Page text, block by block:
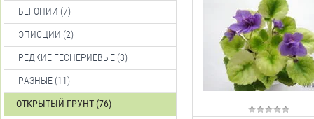
БЕГОНИИ (7)
ЭПИСЦИИ (2)
РЕДКИЕ ГЕСНЕРИЕВЫЕ (3)
РАЗНЫЕ (11)
ОТКРЫТЫЙ ГРУНТ (76)